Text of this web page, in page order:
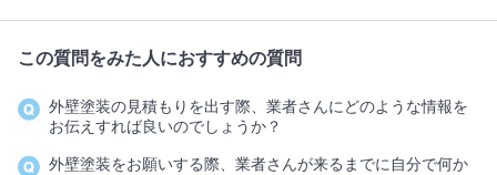
この質問をみた人におすすめの質問
外壁塗装の見積もりを出す際、業者さんにどのような情報を
お伝えすれば良いのでしょうか？
外壁塗装をお願いする際、業者さんが来るまでに自分で何か